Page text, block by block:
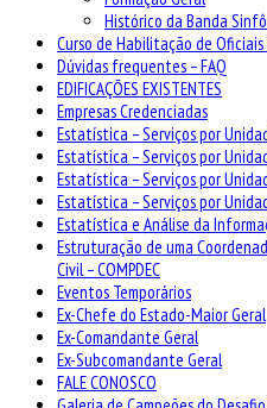
Histórico da Banda
Curso de Habilitação de
Dúvidas frequentes – FAQ
EDIFICAÇÕES EXISTENTES
Empresas Credenciadas
Estatística – Serviços por
Estatística – Serviços por
Estatística – Serviços por
Estatística – Serviços por
Estatística e Análise da
Estruturação de uma
Civil – COMPDEC
Eventos Temporários
Ex-Chefe do Estado-Maior Geral
Ex-Comandante Geral
Ex-Subcomandante Geral
FALE CONOSCO